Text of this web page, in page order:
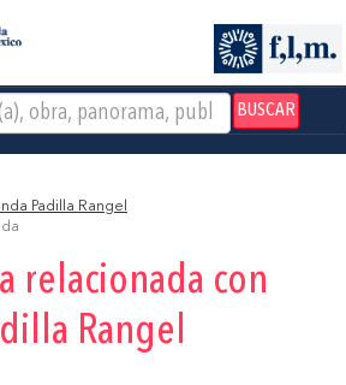
BUSCAR
Padilla Rangel
relacionada con
Rangel